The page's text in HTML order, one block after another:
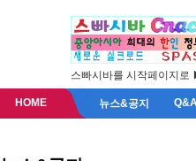
스빠시바를 시작페이지로
HOME 뉴스&공지